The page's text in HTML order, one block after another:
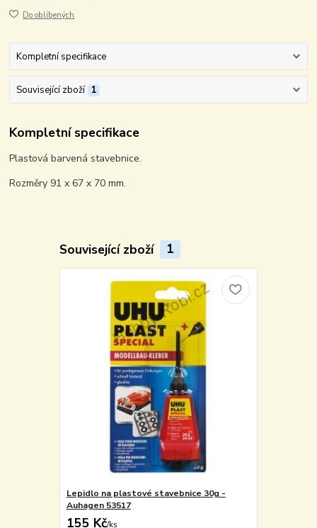
Do oblíbených
Kompletní specifikace
Související zboží 1
Kompletní specifikace
Plastová barvená stavebnice.
Rozměry 91 x 67 x 70 mm.
Související zboží 1
Lepidlo na plastové stavebnice 30g -
Auhagen 53517
155 Kč/ks